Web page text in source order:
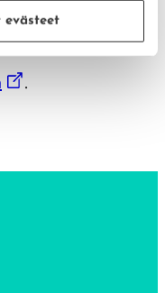
evästeet
iPhonelle,
Phonelle.
.